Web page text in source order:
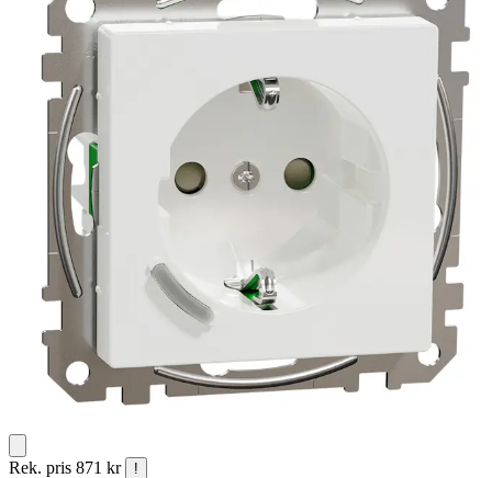
Rek. pris 871 kr !